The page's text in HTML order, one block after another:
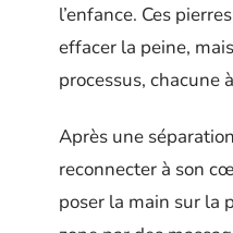
l’enfance. Ces
effacer la peine,
processus, chacune
Après une
reconnecter à son
poser la main sur la